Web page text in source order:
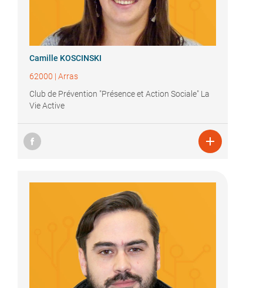
Camille KOSCINSKI
62000 | Arras
Club de Prévention "Présence et Action Sociale" La
Vie Active
